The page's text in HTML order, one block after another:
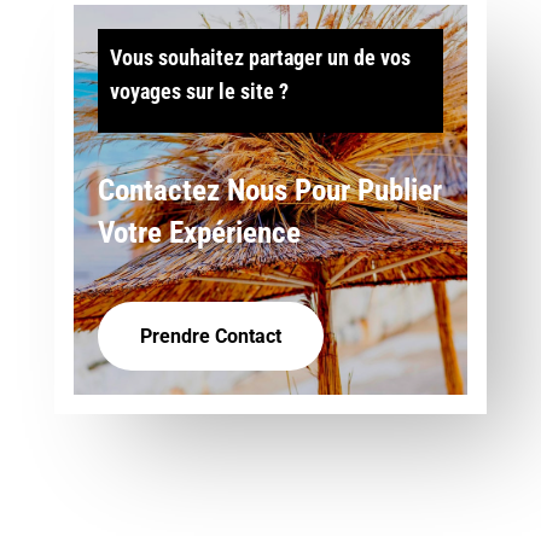
Vous souhaitez partager un de vos
voyages sur le site ?
Contactez Nous Pour Publier
Votre Expérience
Prendre Contact